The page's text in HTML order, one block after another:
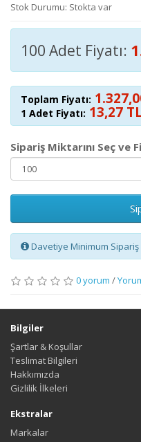
Stok Durumu: Stokta var
100 Adet Fiyatı:
Toplam Fiyatı:
1 Adet Fiyatı: 13,27
Sipariş Miktarını Seç ve
Davetiye Minimum Sipariş
0 yorum /
Bilgiler
Şartlar & Koşullar
Teslimat Bilgileri
Hakkımızda
Gizlilik İlkeleri
Ekstralar
Markalar